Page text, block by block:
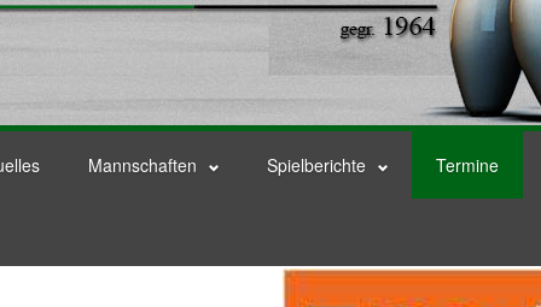
Mannschaften Spielberichte Termine